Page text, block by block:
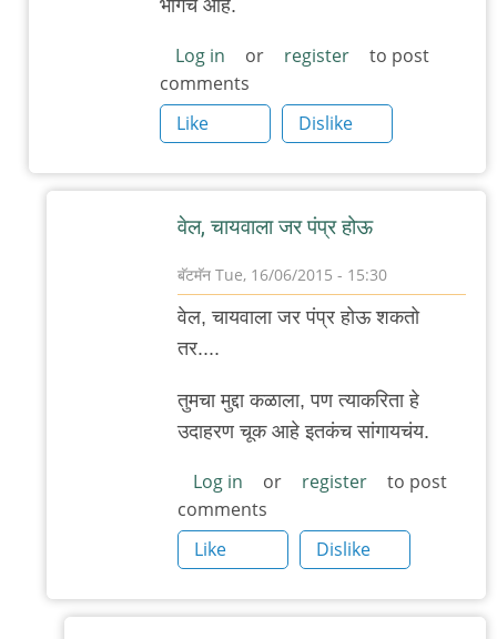
लव,
खुली
खिड़की,
by
अजो१२३
भागच आहे.
Log in or register
to post
comments
Like
Dislike
वेल, चायवाला जर पंप्र होऊ
बॅटमॅन Tue, 16/06/2015 - 15:30
In
reply
बरोबर
आहे,
शाळेचा
by
वेल, चायवाला जर पंप्र होऊ शकतो
तर....
तुमचा मुद्दा कळाला, पण त्याकरिता हे
उदाहरण चूक आहे इतकंच सांगायचंय.
Log in or register
to post
comments
Like
Dislike